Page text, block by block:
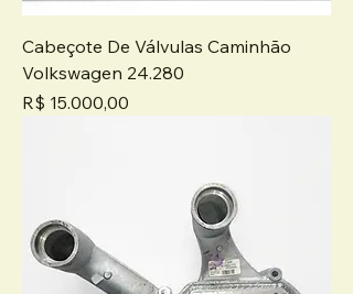
Cabeçote De Válvulas Caminhão
Volkswagen 24.280
Preço
R$ 15.000,00